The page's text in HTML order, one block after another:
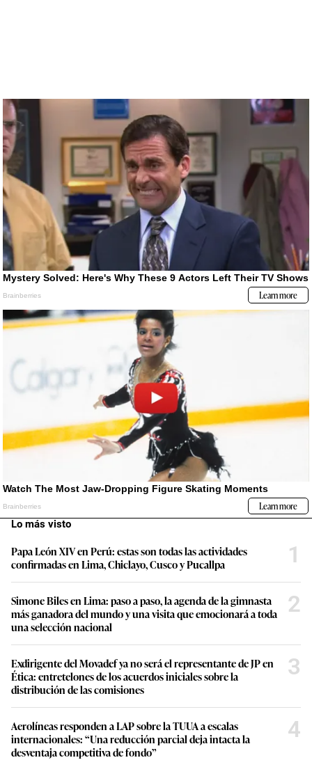
Lo más visto
Papa León XIV en Perú: estas son todas las actividades
confirmadas en Lima, Chiclayo, Cusco y Pucallpa
1
Simone Biles en Lima: paso a paso, la agenda de la gimnasta
más ganadora del mundo y una visita que emocionará a toda
una selección nacional
2
Exdirigente del Movadef ya no será el representante de JP en
Ética: entretelones de los acuerdos iniciales sobre la
distribución de las comisiones
3
Aerolíneas responden a LAP sobre la TUUA a escalas
internacionales: “Una reducción parcial deja intacta la
desventaja competitiva de fondo”
4